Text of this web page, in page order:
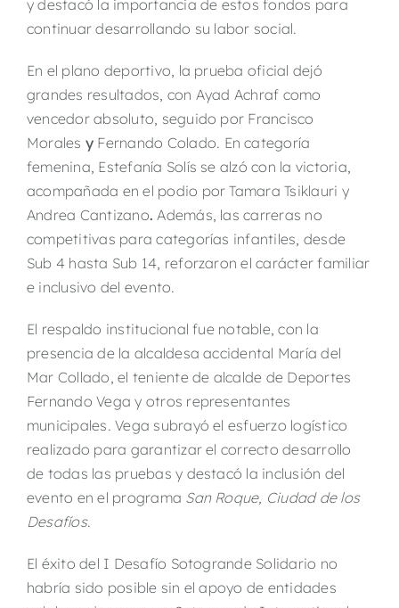
y destacó la importancia de estos fondos para
continuar desarrollando su labor social.
En el plano deportivo, la prueba oficial dejó
grandes resultados, con Ayad Achraf como
vencedor absoluto, seguido por Francisco
Morales y Fernando Colado. En categoría
femenina, Estefanía Solís se alzó con la victoria,
acompañada en el podio por Tamara Tsiklauri y
Andrea Cantizano. Además, las carreras no
competitivas para categorías infantiles, desde
Sub 4 hasta Sub 14, reforzaron el carácter familiar
e inclusivo del evento.
El respaldo institucional fue notable, con la
presencia de la alcaldesa accidental María del
Mar Collado, el teniente de alcalde de Deportes
Fernando Vega y otros representantes
municipales. Vega subrayó el esfuerzo logístico
realizado para garantizar el correcto desarrollo
de todas las pruebas y destacó la inclusión del
evento en el programa San Roque, Ciudad de los
Desafíos.
El éxito del I Desafío Sotogrande Solidario no
habría sido posible sin el apoyo de entidades